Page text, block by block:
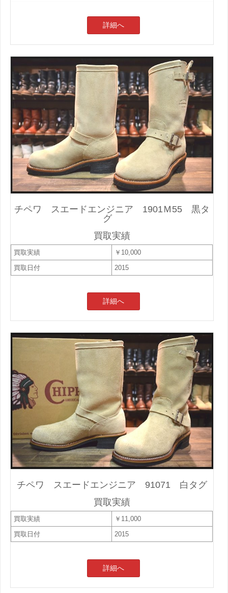
詳細へ
チペワ スエードエンジニア 1901Ｍ55 黒タ
グ
買取実績
買取実績
￥10,000
買取日付
2015
詳細へ
チペワ スエードエンジニア 91071 白タグ
買取実績
買取実績
￥11,000
買取日付
2015
詳細へ